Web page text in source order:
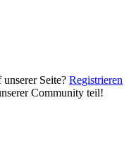
Seite? Registrieren
Community teil!